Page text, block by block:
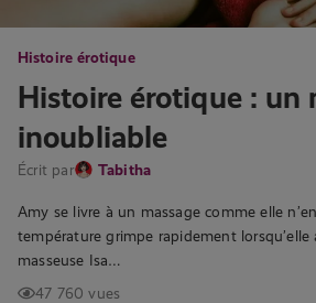
Histoire érotique
Histoire érotique : un
inoubliable
Écrit par Tabitha
Amy se livre à un massage comme elle
température grimpe rapidement lorsqu’elle
masseuse Isa…
47 760 vues